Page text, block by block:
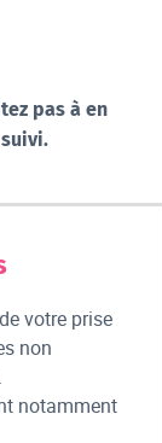
pas à en
votre prise
non
notamment